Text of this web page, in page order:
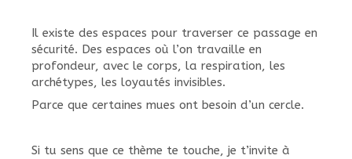
Il existe des espaces pour traverser ce passage en
sécurité. Des espaces où l’on travaille en
profondeur, avec le corps, la respiration, les
archétypes, les loyautés invisibles.
Parce que certaines mues ont besoin d’un cercle.
Si tu sens que ce thème te touche, je t’invite à